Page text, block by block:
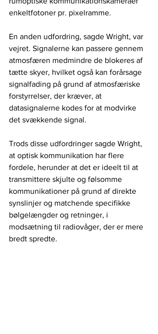
enkeltfotoner pr. pixelramme.
En anden udfordring, sagde Wright, var
vejret. Signalerne kan passere gennem
atmosfæren medmindre de blokeres af
tætte skyer, hvilket også kan forårsage
signalfading på grund af atmosfæriske
forstyrrelser, der kræver, at
datasignalerne kodes for at modvirke
det svækkende signal.
Trods disse udfordringer sagde Wright,
at optisk kommunikation har flere
fordele, herunder at det er ideelt til at
transmittere skjulte og følsomme
kommunikationer på grund af direkte
synslinjer og matchende specifikke
bølgelængder og retninger, i
modsætning til radiovåger, der er mere
bredt spredte.